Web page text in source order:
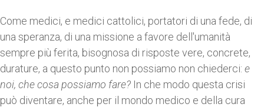
Come medici, e medici cattolici, portatori di una fede, di
una speranza, di una missione a favore dell'umanità
sempre più ferita, bisognosa di risposte vere, concrete,
durature, a questo punto non possiamo non chiederci: e
noi, che cosa possiamo fare? In che modo questa crisi
può diventare, anche per il mondo medico e della cura